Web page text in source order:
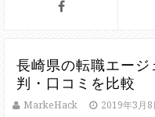
長崎県の転職エー
判・口コミを比較
MarkeHack 2019年3月8